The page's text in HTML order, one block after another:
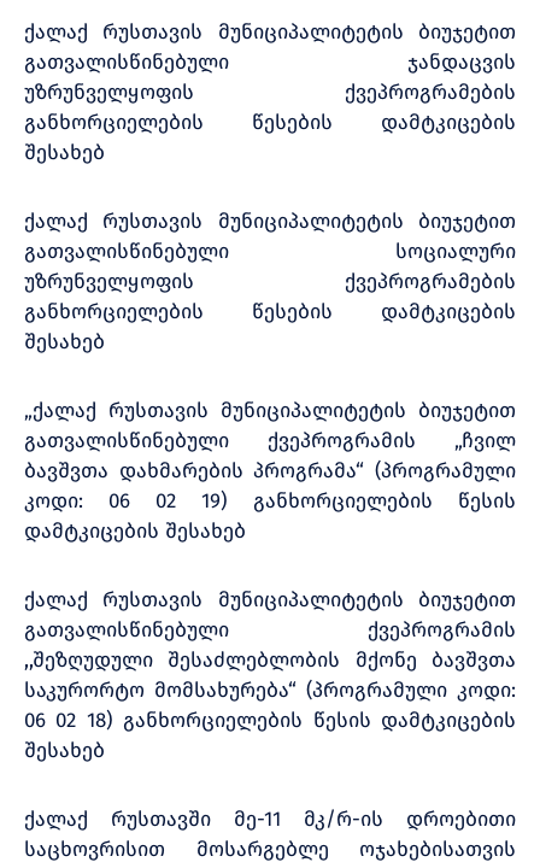
ქალაქ რუსთავის მუნიციპალიტეტის ბიუჯეტით
გათვალისწინებული ჯანდაცვის
უზრუნველყოფის ქვეპროგრამების
განხორციელების წესების დამტკიცების
შესახებ
ქალაქ რუსთავის მუნიციპალიტეტის ბიუჯეტით
გათვალისწინებული სოციალური
უზრუნველყოფის ქვეპროგრამების
განხორციელების წესების დამტკიცების
შესახებ
„ქალაქ რუსთავის მუნიციპალიტეტის ბიუჯეტით
გათვალისწინებული ქვეპროგრამის „ჩვილ
ბავშვთა დახმარების პროგრამა“ (პროგრამული
კოდი: 06 02 19) განხორციელების წესის
დამტკიცების შესახებ
ქალაქ რუსთავის მუნიციპალიტეტის ბიუჯეტით
გათვალისწინებული ქვეპროგრამის
,,შეზღუდული შესაძლებლობის მქონე ბავშვთა
საკურორტო მომსახურება“ (პროგრამული კოდი:
06 02 18) განხორციელების წესის დამტკიცების
შესახებ
ქალაქ რუსთავში მე-11 მკ/რ-ის დროებითი
საცხოვრისით მოსარგებლე ოჯახებისათვის